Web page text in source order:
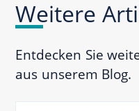
Weitere
Entdecken Sie
aus unserem Blog.